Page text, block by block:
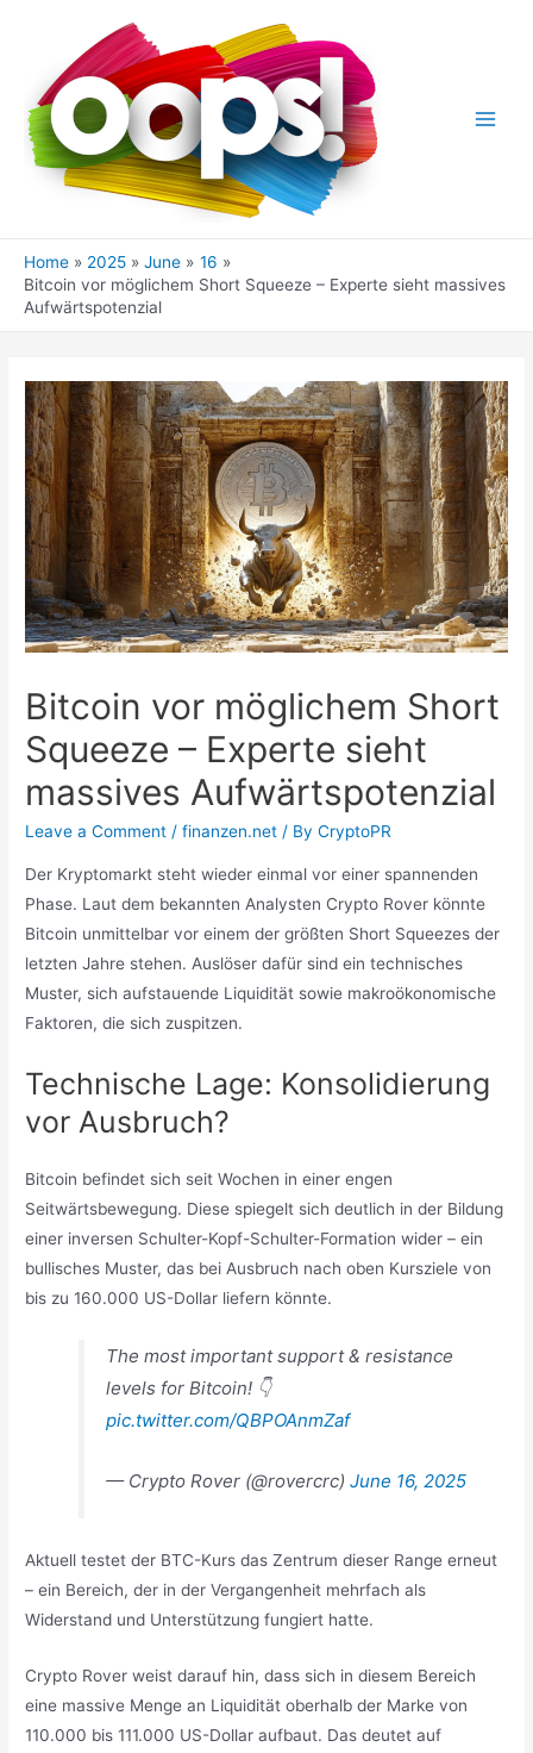
Home 2025 June
16
Bitcoin vor möglichem Short Squeeze – Experte sieht massives
Aufwärtspotenzial
Bitcoin vor möglichem Short
Squeeze – Experte sieht
massives Aufwärtspotenzial
Leave a Comment /finanzen.net / ByCryptoPR
Der Kryptomarkt steht wieder einmal vor einer spannenden
Phase. Laut dem bekannten Analysten Crypto Rover könnte
Bitcoin unmittelbar vor einem der größten Short Squeezes der
letzten Jahre stehen. Auslöser dafür sind ein technisches
Muster, sich aufstauende Liquidität sowie makroökonomische
Faktoren, die sich zuspitzen.
Technische Lage: Konsolidierung
vor Ausbruch?
Bitcoin befindet sich seit Wochen in einer engen
Seitwärtsbewegung. Diese spiegelt sich deutlich in der Bildung
einer inversen Schulter-Kopf-Schulter-Formation wider – ein
bullisches Muster, das bei Ausbruch nach oben Kursziele von
bis zu 160.000 US-Dollar liefern könnte.
The most important support & resistance
levels for Bitcoin! 👇
pic.twitter.com/QBPOAnmZaf
— Crypto Rover (@rovercrc)June 16, 2025
Aktuell testet der BTC-Kurs das Zentrum dieser Range erneut
– ein Bereich, der in der Vergangenheit mehrfach als
Widerstand und Unterstützung fungiert hatte.
Crypto Rover weist darauf hin, dass sich in diesem Bereich
eine massive Menge an Liquidität oberhalb der Marke von
110.000 bis 111.000 US-Dollar aufbaut. Das deutet auf